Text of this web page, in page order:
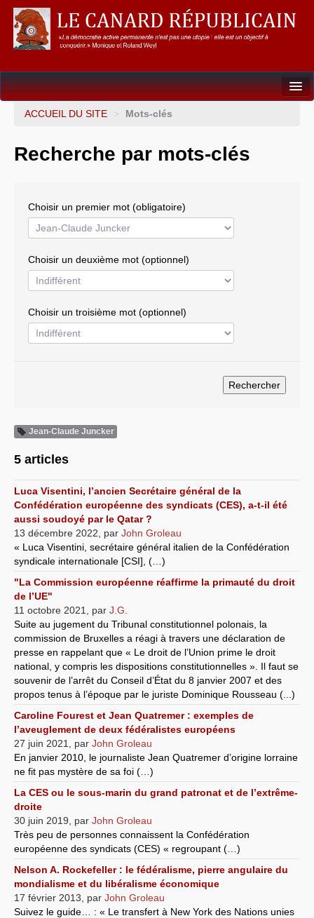
Dossiers
Gouvernance mondiale & mondialisation
Résistances
Systèmes & société sous contrôle
ACCUEIL DU SITE > Mots-clés
Recherche par mots-clés
Choisir un premier mot (obligatoire)
Choisir un deuxième mot (optionnel)
Choisir un troisième mot (optionnel)
Jean-Claude Juncker
5 articles
Luca Visentini, l’ancien Secrétaire général de la
Confédération européenne des syndicats (CES), a-t-il été
aussi soudoyé par le Qatar ?
13 décembre 2022
par John Groleau
« Luca Visentini, secrétaire général italien de la Confédération
syndicale internationale [CSI], (…)
"La Commission européenne réaffirme la primauté du droit
de l’UE"
11 octobre 2021
par J.G.
Suite au jugement du Tribunal constitutionnel polonais, la
commission de Bruxelles a réagi à travers une déclaration de
presse en rappelant que « Le droit de l’Union prime le droit
national, y compris les dispositions constitutionnelles ». Il faut se
souvenir de l’arrêt du Conseil d’État du 8 janvier 2007 et des
propos tenus à l’époque par le juriste Dominique Rousseau (...)
Caroline Fourest et Jean Quatremer : exemples de
l’aveuglement de deux fédéralistes européens
27 juin 2021
par John Groleau
En janvier 2010, le journaliste Jean Quatremer d’origine lorraine
ne fit pas mystère de sa foi (…)
La CES ou le sous-marin du grand patronat et de l’extrême-
droite
30 juin 2019
par John Groleau
Très peu de personnes connaissent la Confédération
européenne des syndicats (CES) « regroupant (…)
Nelson A. Rockefeller : le fédéralisme, pierre angulaire du
mondialisme et du libéralisme économique
17 février 2013
par John Groleau
Suivez le guide… : « Le transfert à New York des Nations unies